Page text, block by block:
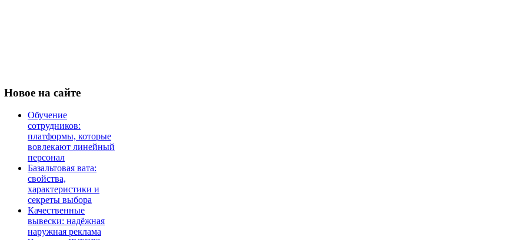
Новое на сайте
Обучение
сотрудников:
платформы, которые
вовлекают линейный
персонал
Базальтовая вата:
свойства,
характеристики и
секреты выбора
Качественные
вывески: надёжная
наружная реклама